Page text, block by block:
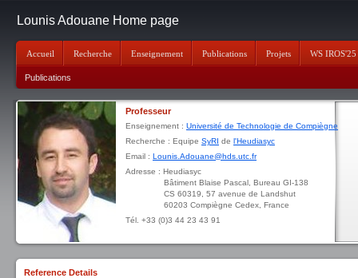
Accueil Recherche Enseignement Publications Projets WS IROS'25
Publications
Lounis Adouane Home page
Professeur
Enseignement : Université de Technologie de Compiègne
Recherche : Equipe SyRI de l'Heudiasyc
Email : Lounis.Adouane@hds.utc.fr
Adresse : Heudiasyc
Bâtiment Blaise Pascal, Bureau GI-138
CS 60319, 57 avenue de Landshut
60203 Compiègne Cedex, France
Tél. +33 (0)3 44 23 43 91
Reference Details